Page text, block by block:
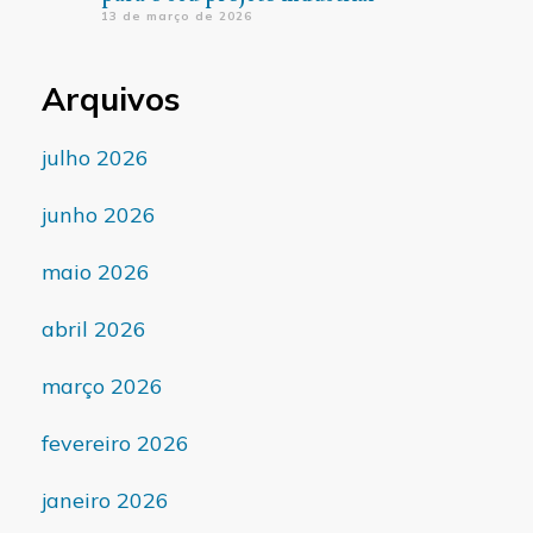
13 de março de 2026
Arquivos
julho 2026
junho 2026
maio 2026
abril 2026
março 2026
fevereiro 2026
janeiro 2026